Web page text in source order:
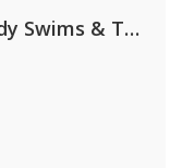
David Guetta, Teddy Swims & Tones And I